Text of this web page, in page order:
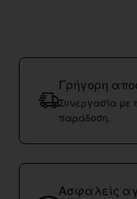
Γρήγορη
Συνεργασία με
παράδοση.
Ασφαλείς